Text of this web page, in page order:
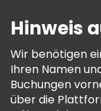
AGB Und
Cookie-
Freetour
Hinweis
Wir benötigen
Ihren Namen
Buchungen
über die